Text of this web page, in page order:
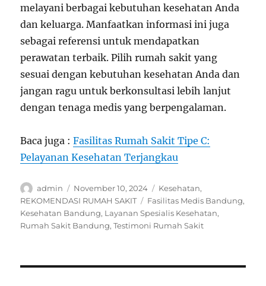
melayani berbagai kebutuhan kesehatan Anda
dan keluarga. Manfaatkan informasi ini juga
sebagai referensi untuk mendapatkan
perawatan terbaik. Pilih rumah sakit yang
sesuai dengan kebutuhan kesehatan Anda dan
jangan ragu untuk berkonsultasi lebih lanjut
dengan tenaga medis yang berpengalaman.
Baca juga :Fasilitas Rumah Sakit Tipe C:
Pelayanan Kesehatan Terjangkau
Author
admin
Posted
on
November 10, 2024 Categories
Kesehatan,
REKOMENDASI RUMAH SAKIT
Tags
Fasilitas Medis Bandung,
Kesehatan Bandung, Layanan Spesialis Kesehatan,
Rumah Sakit Bandung,Testimoni Rumah Sakit